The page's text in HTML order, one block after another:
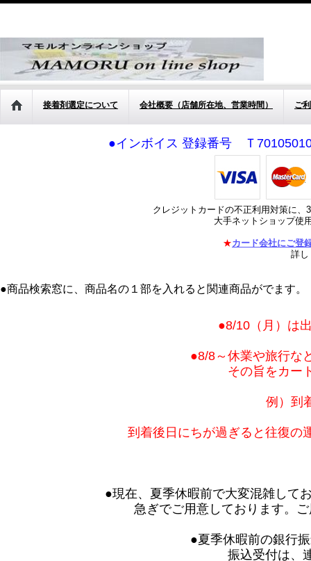
接着剤選定について 会社概要（店舗所在地、営業時間） ご
●インボイス 登録番号 Ｔ
クレジットカードの不正利用対策に
大手ネットショップ使
★カード会社にご登
詳
●商品検索窓に、商品名の１部を入れると関連商品がでま
●8/10（月）は
●8/8～休業や旅行な
その旨をカー
例）到
到着後日にちが過ぎると往復の
●現在、夏季休暇前で大変混雑して
急ぎでご用意しております。
●夏季休暇前の銀行
振込受付は、